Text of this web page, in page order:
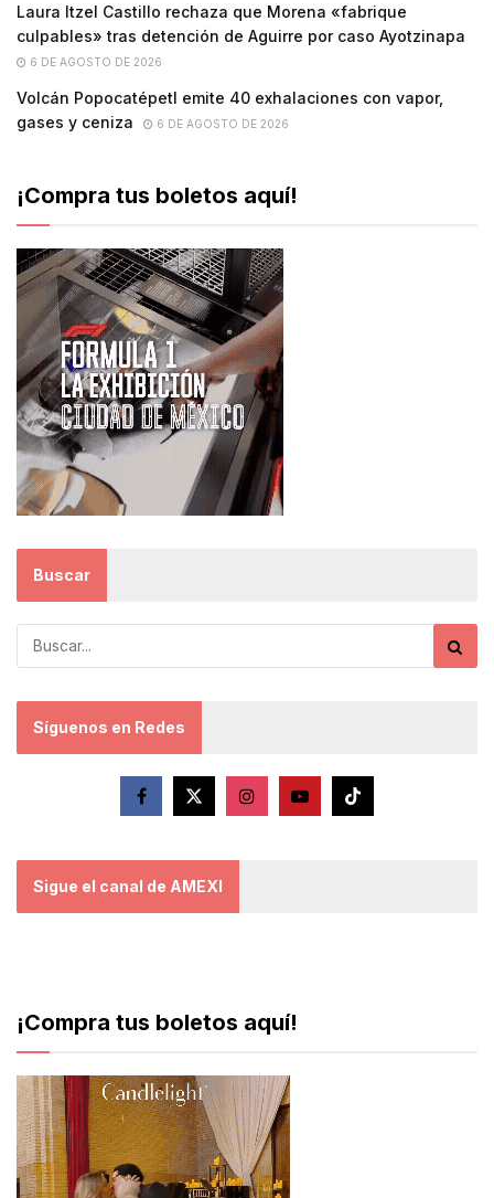
Laura Itzel Castillo rechaza que Morena «fabrique
culpables» tras detención de Aguirre por caso Ayotzinapa
6 DE AGOSTO DE 2026
Volcán Popocatépetl emite 40 exhalaciones con vapor,
gases y ceniza
6 DE AGOSTO DE 2026
¡Compra tus boletos aquí!
Buscar
Síguenos en Redes
Sigue el canal de AMEXI
¡Compra tus boletos aquí!